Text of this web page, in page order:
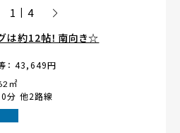
1 | 4
は約12帖！南向き☆
： 43,649円
㎡
分 他2路線